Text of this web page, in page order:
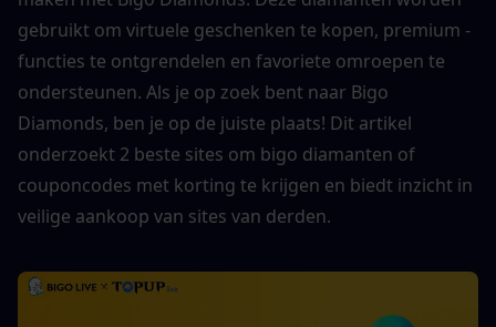
gebruikt om virtuele geschenken te kopen, premium -
functies te ontgrendelen en favoriete omroepen te
ondersteunen. Als je op zoek bent naar Bigo
Diamonds, ben je op de juiste plaats! Dit artikel
onderzoekt 2 beste sites om bigo diamanten of
couponcodes met korting te krijgen en biedt inzicht in
veilige aankoop van sites van derden.